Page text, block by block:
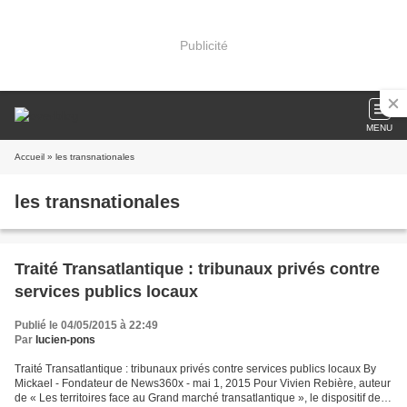
Publicité
MENU
Accueil » les transnationales
les transnationales
Traité Transatlantique : tribunaux privés contre
services publics locaux
Publié le 04/05/2015 à 22:49
Par lucien-pons
Traité Transatlantique : tribunaux privés contre services publics locaux By
Mickael - Fondateur de News360x - mai 1, 2015 Pour Vivien Rebière, auteur
de « Les territoires face au Grand marché transatlantique », le dispositif de